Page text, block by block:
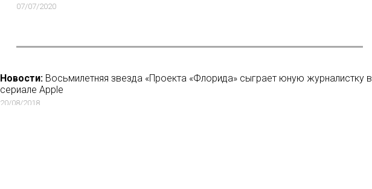
07/07/2020
Новости: Восьмилетняя звезда «Проекта «Флорида» сыграет юную журналистку в
сериале Apple
20/08/2018